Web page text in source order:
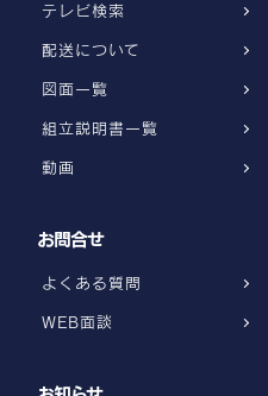
テレビ検索
配送について
図面一覧
組立説明書一覧
動画
お問合せ
よくある質問
WEB面談